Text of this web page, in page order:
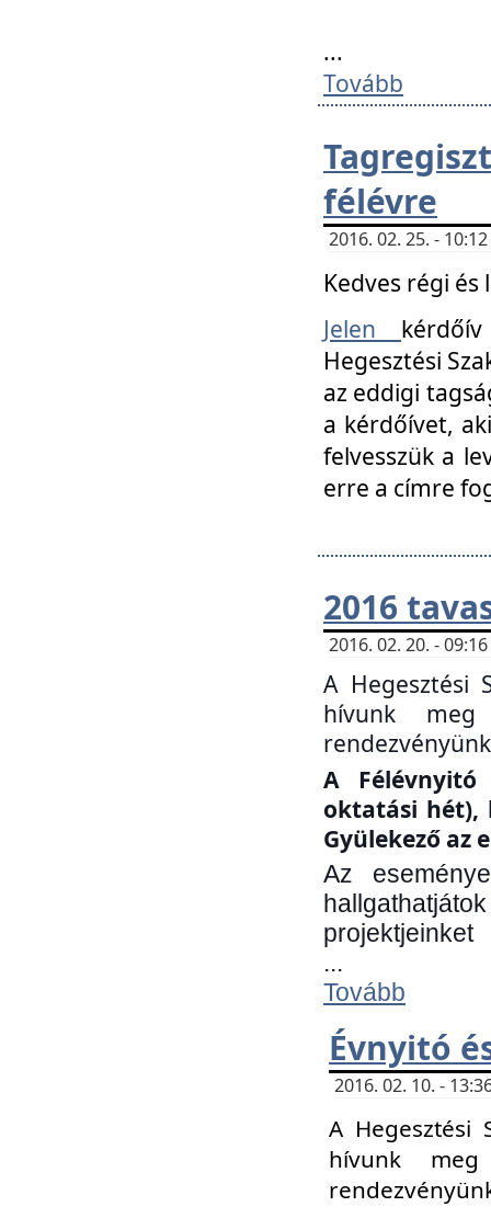
...
Tovább
félévre
2016. 02. 25. -
Kedves régi
Jelen
Hegesztési
az eddigi
a kérdőívet,
felvesszük a
erre a címre
2016
2016. 02. 20. -
A Hegesztési
hívunk
A
oktatási hét),
Gyülekező az
Az
projektjeinket
...
Tovább
Évnyitó
2016. 02. 10. -
A Hegesztési
hívunk